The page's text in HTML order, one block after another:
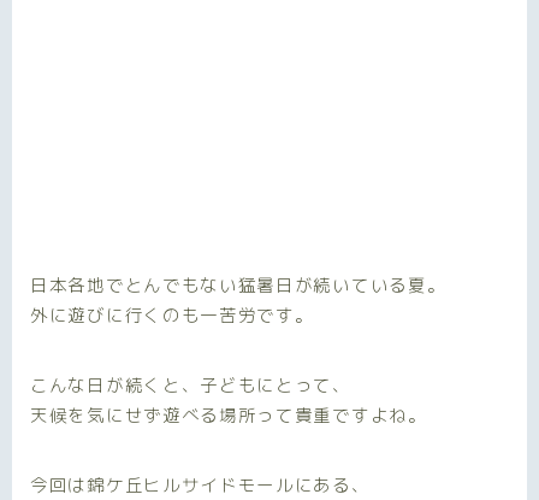
日本各地でとんでもない猛暑日が続いている夏。
外に遊びに行くのも一苦労です。
こんな日が続くと、子どもにとって、
天候を気にせず遊べる場所って貴重ですよね。
今回は錦ケ丘ヒルサイドモールにある、